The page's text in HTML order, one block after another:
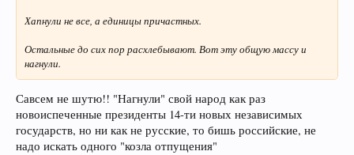
Хапнули не все, а единицы причастных.
Остальные до сих пор расхлебывают. Вот эту общую массу и
нагнули.
Савсем не шутю!! "Нагнули" свой народ как раз
новоиспеченные президенты 14-ти новых независимых
государств, но ни как не русские, то бишь российские, не
надо искать одного "козла отпущения"